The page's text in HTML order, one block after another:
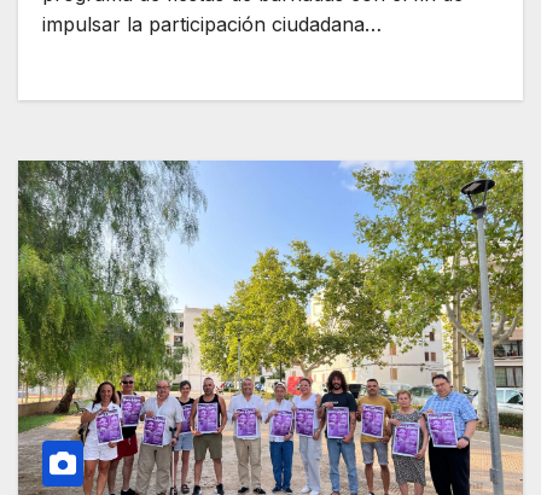
impulsar la participación ciudadana…